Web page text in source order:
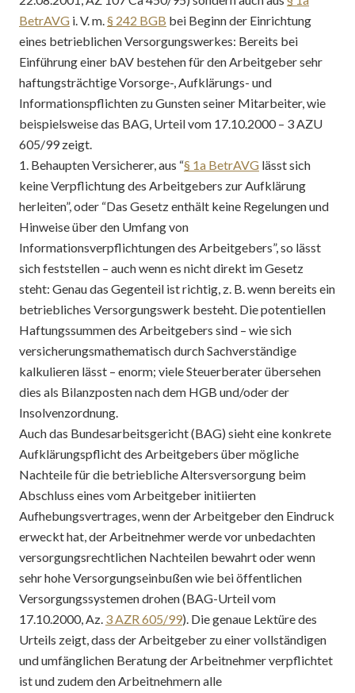
BetrAVG i. V. m.§ 242 BGB bei Beginn der Einrichtung
eines betrieblichen Versorgungswerkes: Bereits bei
Einführung einer bAV bestehen für den Arbeitgeber sehr
haftungsträchtige Vorsorge-, Aufklärungs- und
Informationspflichten zu Gunsten seiner Mitarbeiter, wie
beispielsweise das BAG, Urteil vom 17.10.2000 – 3 AZU
605/99 zeigt.
1. Behaupten Versicherer, aus “§ 1a BetrAVG lässt sich
keine Verpflichtung des Arbeitgebers zur Aufklärung
herleiten”, oder “Das Gesetz enthält keine Regelungen und
Hinweise über den Umfang von
Informationsverpflichtungen des Arbeitgebers”, so lässt
sich feststellen – auch wenn es nicht direkt im Gesetz
steht: Genau das Gegenteil ist richtig, z. B. wenn bereits ein
betriebliches Versorgungswerk besteht. Die potentiellen
Haftungssummen des Arbeitgebers sind – wie sich
versicherungsmathematisch durch Sachverständige
kalkulieren lässt – enorm; viele Steuerberater übersehen
dies als Bilanzposten nach dem HGB und/oder der
Insolvenzordnung.
Auch das Bundesarbeitsgericht (BAG) sieht eine konkrete
Aufklärungspflicht des Arbeitgebers über mögliche
Nachteile für die betriebliche Altersversorgung beim
Abschluss eines vom Arbeitgeber initiierten
Aufhebungsvertrages, wenn der Arbeitgeber den Eindruck
erweckt hat, der Arbeitnehmer werde vor unbedachten
versorgungsrechtlichen Nachteilen bewahrt oder wenn
sehr hohe Versorgungseinbußen wie bei öffentlichen
Versorgungssystemen drohen (BAG-Urteil vom
17.10.2000, Az. 3 AZR 605/99). Die genaue Lektüre des
Urteils zeigt, dass der Arbeitgeber zu einer vollständigen
und umfänglichen Beratung der Arbeitnehmer verpflichtet
ist und zudem den Arbeitnehmern alle